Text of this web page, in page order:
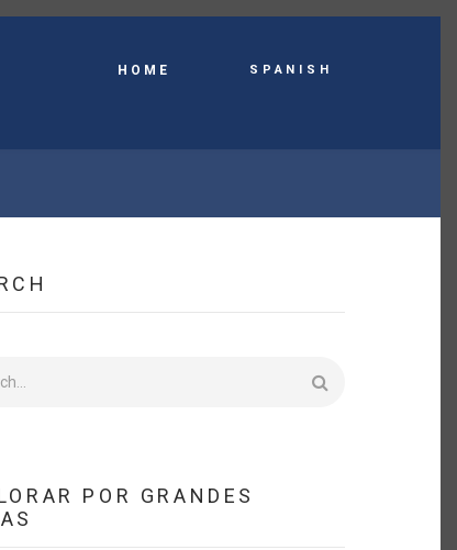
HOME Spanish
POR GRANDES